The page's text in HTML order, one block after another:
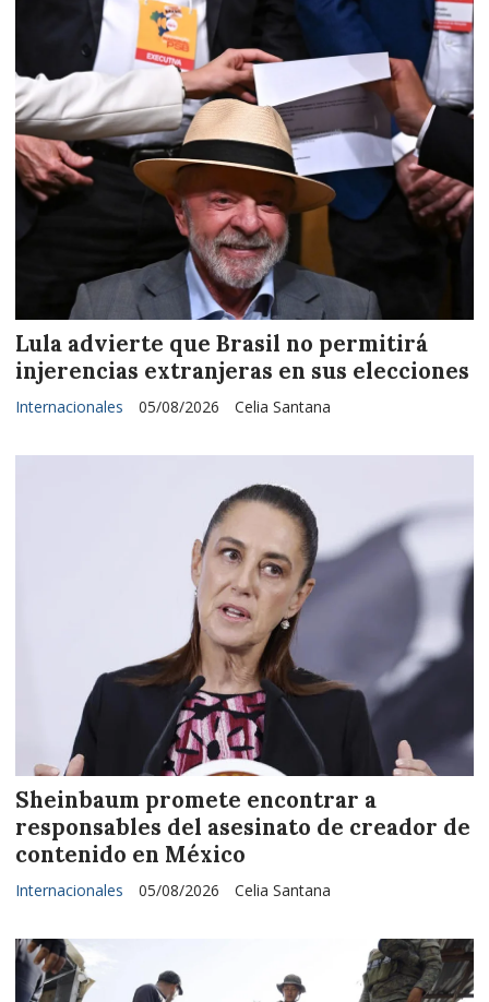
Lula advierte que Brasil no permitirá
injerencias extranjeras en sus elecciones
Celia Santana
Internacionales 05/08/2026
Sheinbaum promete encontrar a
responsables del asesinato de creador de
contenido en México
Celia Santana
Internacionales 05/08/2026